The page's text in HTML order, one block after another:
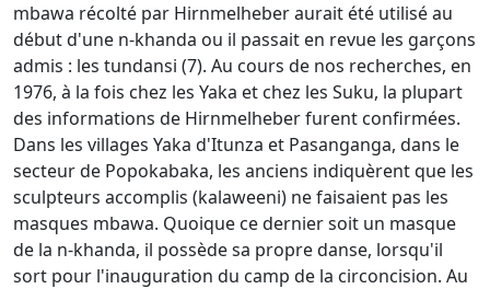
mbawa récolté par Hirnmelheber aurait été utilisé au
début d'une n-khanda ou il passait en revue les garçons
admis : les tundansi (7). Au cours de nos recherches, en
1976, à la fois chez les Yaka et chez les Suku, la plupart
des informations de Hirnmelheber furent confirmées.
Dans les villages Yaka d'Itunza et Pasanganga, dans le
secteur de Popokabaka, les anciens indiquèrent que les
sculpteurs accomplis (kalaweeni) ne faisaient pas les
masques mbawa. Quoique ce dernier soit un masque
de la n-khanda, il possède sa propre danse, lorsqu'il
sort pour l'inauguration du camp de la circoncision. Au